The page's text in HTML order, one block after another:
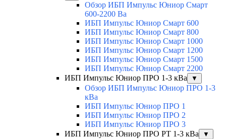
Обзор ИБП Импульс Юниор Смарт
600-2200 Ва
ИБП Импульс Юниор Смарт 600
ИБП Импульс Юниор Смарт 800
ИБП Импульс Юниор Смарт 1000
ИБП Импульс Юниор Смарт 1200
ИБП Импульс Юниор Смарт 1500
ИБП Импульс Юниор Смарт 2200
ИБП Импульс Юниор ПРО 1-3 кВа
▼
Обзор ИБП Импульс Юниор ПРО 1-3
кВа
ИБП Импульс Юниор ПРО 1
ИБП Импульс Юниор ПРО 2
ИБП Импульс Юниор ПРО 3
ИБП Импульс Юниор ПРО РТ 1-3 кВа
▼